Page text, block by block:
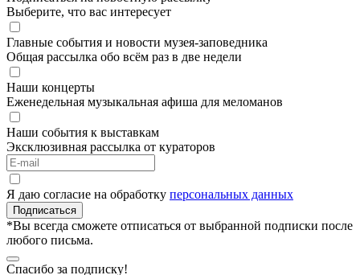
Выберите, что вас интересует
Главные события и новости музея-заповедника
Общая рассылка обо всём раз в две недели
Наши концерты
Еженедельная музыкальная афиша для меломанов
Наши события к выставкам
Эксклюзивная рассылка от кураторов
Я даю согласие на обработку персональных данных
Подписаться
*Вы всегда сможете отписаться от выбранной подписки после
любого письма.
Спасибо за подписку!